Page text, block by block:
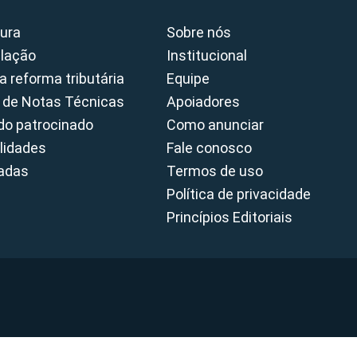
reforma tributária
Notas Técnicas
patrocinado
Sobre nós
Institucional
Equipe
Apoiadores
Como anunciar
Fale conosco
Termos de uso
Política de privacidade
Princípios Editoriais